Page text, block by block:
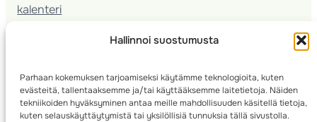
Hallinnoi suostumusta
Parhaan kokemuksen tarjoamiseksi käytämme teknologioita, kuten
evästeitä, tallentaaksemme ja/tai käyttääksemme laitetietoja. Näiden
tekniikoiden hyväksyminen antaa meille mahdollisuuden käsitellä tietoja,
kuten selauskäyttäytymistä tai yksilöllisiä tunnuksia tällä sivustolla.
kalenteri
Seura­kehittäminen
Kartoitus
Ratamestari